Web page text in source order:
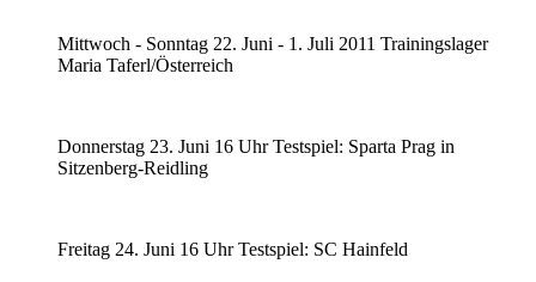
Mittwoch - Sonntag 22. Juni - 1. Juli 2011 Trainingslager
Maria Taferl/Österreich
Donnerstag 23. Juni 16 Uhr Testspiel: Sparta Prag in
Sitzenberg-Reidling
Freitag 24. Juni 16 Uhr Testspiel: SC Hainfeld